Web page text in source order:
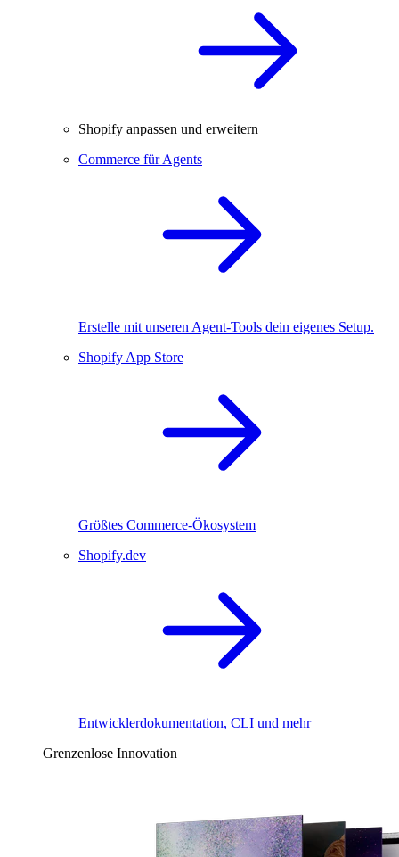
Shopify anpassen und erweitern
Commerce für Agents
Erstelle mit unseren Agent-Tools dein eigenes Setup.
Shopify App Store
Größtes Commerce-Ökosystem
Shopify.dev
Entwicklerdokumentation, CLI und mehr
Grenzenlose Innovation